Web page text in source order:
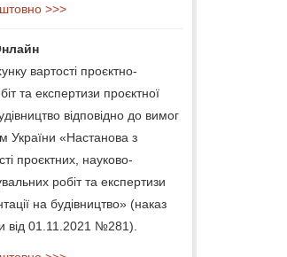
>>>
вартості проєктно-
та експертизи проєктної
відповідно до вимог
України «Настанова з
проєктних, науково-
робіт та експертизи
на будівництво» (наказ
від 01.11.2021 №281).